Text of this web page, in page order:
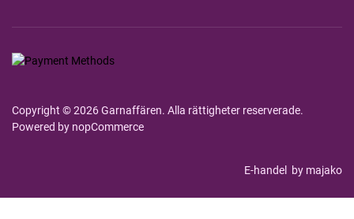
Copyright © 2026 Garnaffären. Alla rättigheter reserverade.
Powered by nopCommerce
E-handel by majako